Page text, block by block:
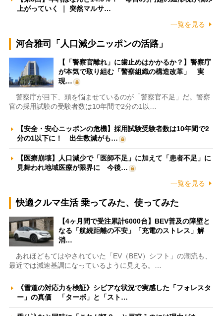
上がっていく ｜ 突然マルサ…
一覧を見る
河合雅司「人口減少ニッポンの活路」
【「警察官離れ」に歯止めはかかるか？】警察庁
が本気で取り組む「警察組織の構造改革」 実
現…
警察庁が目下、頭を悩ませているのが「警察官不足」だ。警察
官の採用試験の受験者数は10年間で2分の1以…
【安全・安心ニッポンの危機】採用試験受験者数は10年間で2
分の1以下に！ 出生数減がも…
【医療崩壊】人口減少で「医師不足」に加えて「患者不足」に
見舞われ地域医療が限界に 今後…
一覧を見る
快適クルマ生活 乗ってみた、使ってみた
【4ヶ月間で受注累計6000台】BEV普及の障壁と
なる「航続距離の不安」「充電のストレス」解
消…
あれほどもてはやされていた「EV（BEV）シフト」の潮流も、
最近では減速基調になっているように見える。…
《雪道の対応力を検証》シビアな状況で実感した「フォレスタ
ー」の真価 「ターボ」と「スト…